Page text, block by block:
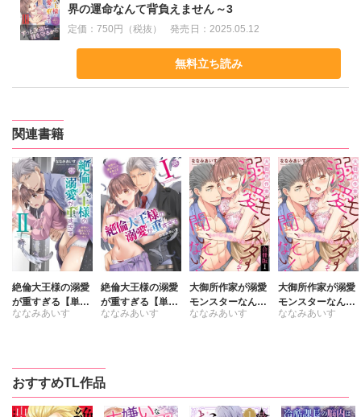
界の運命なんて背負えません～3
定価：750円（税抜） 発売日： 2025.05.12
無料立ち読み
関連書籍
絶倫大王様の溺愛
が重すぎる【単行
本版】～世界の運
ななみあいす
絶倫大王様の溺愛
が重すぎる【単行
本版】～世界の運
ななみあいす
大御所作家が溺愛
モンスターなんて
聞いてない！ え
ななみあいす
大御所作家が溺愛
モンスターなんて
聞いてない！ え
ななみあいす
おすすめTL作品